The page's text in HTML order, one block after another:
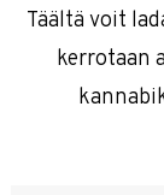
Täältä voit
kerrotaan